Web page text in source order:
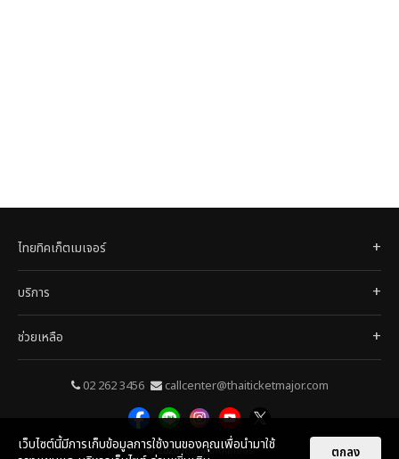
ไทยทิคเก็ตเมเจอร์
บริการ
ช่วยเหลือ
02 262 3456 callcenter@thaiticketmajor.com
© 2026ไทยทิคเก็ตเมเจอร์
เว็บไซต์นี้มีการเก็บข้อมูลการใช้งานของคุณเพื่อนำมาใช้
ตกลง